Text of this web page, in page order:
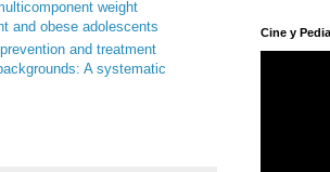
weight
and obese adolescents
and treatment
A systematic
Cine y